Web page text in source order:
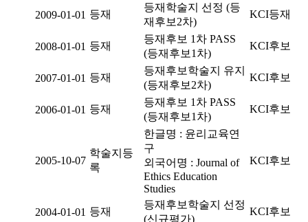
2009-01-01 등재
등재학술지 선정 (등
재후보2차)
KCI등재
2008-01-01 등재
등재후보 1차 PASS
(등재후보1차)
KCI후보
2007-01-01 등재
등재후보학술지 유지
(등재후보2차)
KCI후보
2006-01-01 등재
등재후보 1차 PASS
(등재후보1차)
KCI후보
2005-10-07
학술지등
록
한글명 : 윤리교육연
구
외국어명 : Journal of
Ethics Education
Studies
KCI후보
2004-01-01 등재
등재후보학술지 선정
(신규평가)
KCI후보